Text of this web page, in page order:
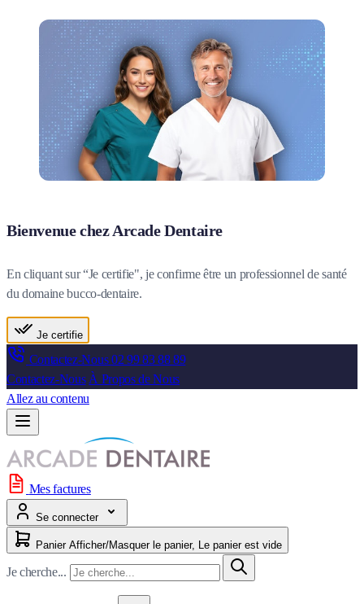
Bienvenue chez Arcade Dentaire
En cliquant sur “Je certifie", je confirme être un professionnel de santé
du domaine bucco-dentaire.
Je certifie
Contactez-Nous02 99 83 88 89
Contactez-Nous À Propos de Nous
Allez au contenu
Mes factures
Se connecter
Panier Afficher/Masquer le panier, Le panier est vide
Je cherche...